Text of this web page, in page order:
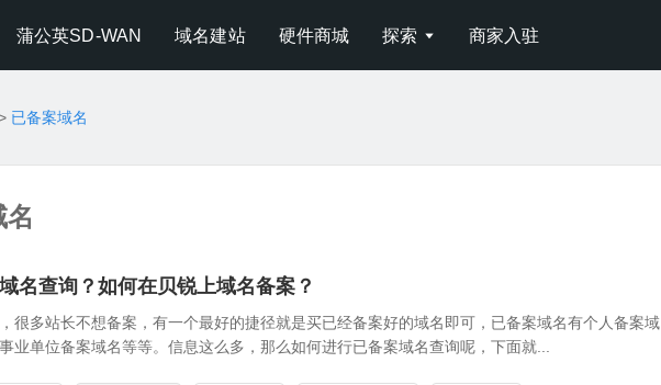
蒲公英SD-WAN 域名建站 硬件商城 探索  商家入驻
已备案域名
名
名查询？如何在贝锐上域名备案？
很多站长不想备案，有一个最好的捷径就是买已经备案好的域名即可，已备案域名有个人备案域
业单位备案域名等等。信息这么多，那么如何进行已备案域名查询呢，下面就...